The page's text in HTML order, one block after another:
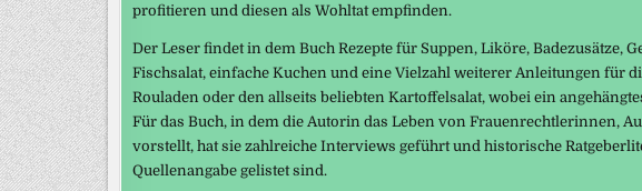
profitieren und diesen als Wohltat empfinden.
Der Leser findet in dem Buch Rezepte für Suppen, Liköre, Badezusätze,
Fischsalat, einfache Kuchen und eine Vielzahl weiterer Anleitungen für
Rouladen oder den allseits beliebten Kartoffelsalat, wobei ein
Für das Buch, in dem die Autorin das Leben von Frauenrechtlerinnen,
vorstellt, hat sie zahlreiche Interviews geführt und historische
Quellenangabe gelistet sind.